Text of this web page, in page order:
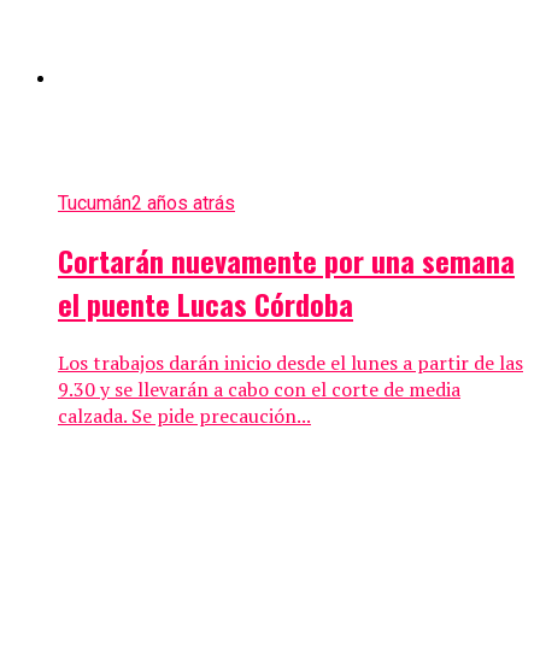
Tucumán2 años atrás
Cortarán nuevamente por una semana
el puente Lucas Córdoba
Los trabajos darán inicio desde el lunes a partir de las
9.30 y se llevarán a cabo con el corte de media
calzada. Se pide precaución...